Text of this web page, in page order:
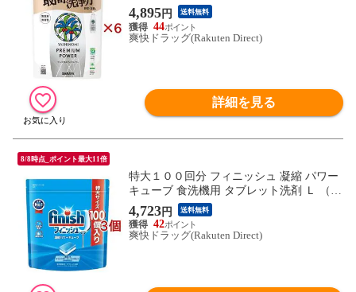
4,895円 送料無料
44
爽快ドラッグ(Rakuten Direct)
詳細を見る
8/8時点_ポイント最大11倍
特大１００回分 フィニッシュ 凝縮 パワー
キューブ 食洗機用 タブレット洗剤 Ｌ （１
００個入×３袋セット）
4,723円 送料無料
42
爽快ドラッグ(Rakuten Direct)